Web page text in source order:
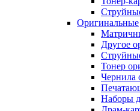
Оригинальные
Другое
Тонер
Чернила
Наборы